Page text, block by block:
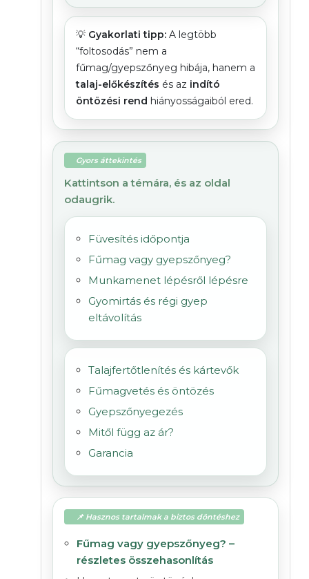
💡 Gyakorlati tipp: A legtöbb
“foltosodás” nem a
fűmag/gyepszőnyeg hibája, hanem a
talaj-előkészítés és az indító
öntözési rend hiányosságaiból ered.
Gyors áttekintés
Kattintson a témára, és az oldal
odaugrik.
Füvesítés időpontja
Fűmag vagy gyepszőnyeg?
Munkamenet lépésről lépésre
Gyomirtás és régi gyep
eltávolítás
Talajfertőtlenítés és kártevők
Fűmagvetés és öntözés
Gyepszőnyegezés
Mitől függ az ár?
Garancia
📌 Hasznos tartalmak a biztos döntéshez
Fűmag vagy gyepszőnyeg? –
részletes összehasonlítás